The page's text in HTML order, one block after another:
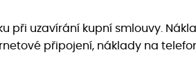
při uzavírání kupní smlouvy.
připojení, náklady na